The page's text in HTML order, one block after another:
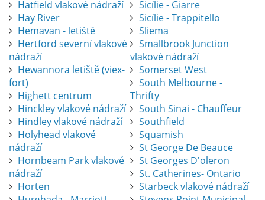
Hatfield vlakové nádraží
Hay River
Hemavan - letiště
Hertford severní vlakové
nádraží
Hewannora letiště (viex-
fort)
Highett centrum
Hinckley vlakové nádraží
Hindley vlakové nádraží
Holyhead vlakové
nádraží
Hornbeam Park vlakové
nádraží
Horten
Sicílie - Giarre
Sicílie - Trappitello
Sliema
Smallbrook Junction
vlakové nádraží
Somerset West
South Melbourne -
Thrifty
South Sinai - Chauffeur
Southfield
Squamish
St George De Beauce
St Georges D'oleron
St. Catherines- Ontario
Starbeck vlakové nádraží